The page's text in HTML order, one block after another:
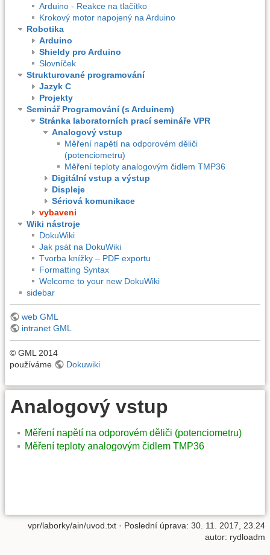
Arduino - Reakce na tlačítko
Krokový motor napojený na Arduino
Robotika
Arduino
Shieldy pro Arduino
Slovníček
Strukturované programování
Jazyk C
Projekty
Seminář Programování (s Arduinem)
Stránka laboratorních prací semináře VPR
Analogový vstup
Měření napětí na odporovém děliči
(potenciometru)
Měření teploty analogovým čidlem TMP36
Digitální vstup a výstup
Displeje
Sériová komunikace
vybaveni
Wiki nástroje
DokuWiki
Jak psát na DokuWiki
Tvorba knížky – PDF exportu
Formatting Syntax
Welcome to your new DokuWiki
sidebar
web GML
intranet GML
© GML 2014
používáme
Dokuwiki
Analogový vstup
Měření napětí na odporovém děliči (potenciometru)
Měření teploty analogovým čidlem TMP36
vpr/laborky/ain/uvod.txt · Poslední úprava: 30. 11. 2017, 23.24
autor: rydloadm